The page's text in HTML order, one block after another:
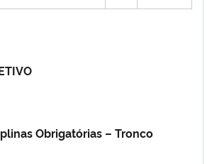
Obrigatórias – Tronco